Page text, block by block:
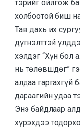
тэрийг ойлгож
холбоотой биш
Тав дахь их
дүгнэлттэй
хэлдэг “Хүн бол
нь төлөвшдөг”
алдаа гаргахгүй
дараагийн удаа
Энэ байдлаар
хүрэхдээ